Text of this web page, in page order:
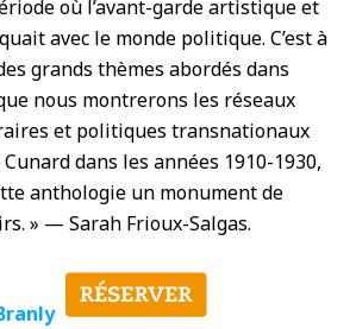
où l’avant-garde artistique et
avec le monde politique. C’est à
grands thèmes abordés dans
nous montrerons les réseaux
et politiques transnationaux
dans les années 1910-1930,
anthologie un monument de
» — Sarah Frioux-Salgas.